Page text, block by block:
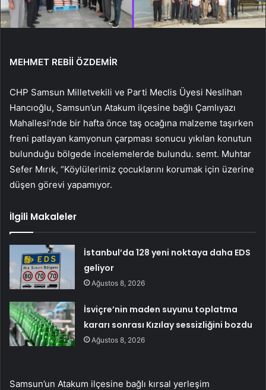
MEHMET REBİİ ÖZDEMİR
CHP Samsun Milletvekili ve Parti Meclis Üyesi Neslihan
Hancıoğlu, Samsun’un Atakum ilçesine bağlı Çamlıyazı
Mahallesi’nde bir hafta önce taş ocağına malzeme taşırken
freni patlayan kamyonun çarpması sonucu yıkılan konutun
bulunduğu bölgede incelemelerde bulundu. semt. Muhtar
Sefer Mırık, “Köylülerimiz çocuklarını korumak için üzerine
düşen görevi yapamıyor.
İlgili Makaleler
İstanbul’da 128 yeni noktaya daha EDS
geliyor
Ağustos 8, 2026
İsviçre’nin maden suyunu toplatma
kararı sonrası Kızılay sessizliğini bozdu
Ağustos 8, 2026
Samsun’un Atakum ilçesine bağlı kırsal yerleşim